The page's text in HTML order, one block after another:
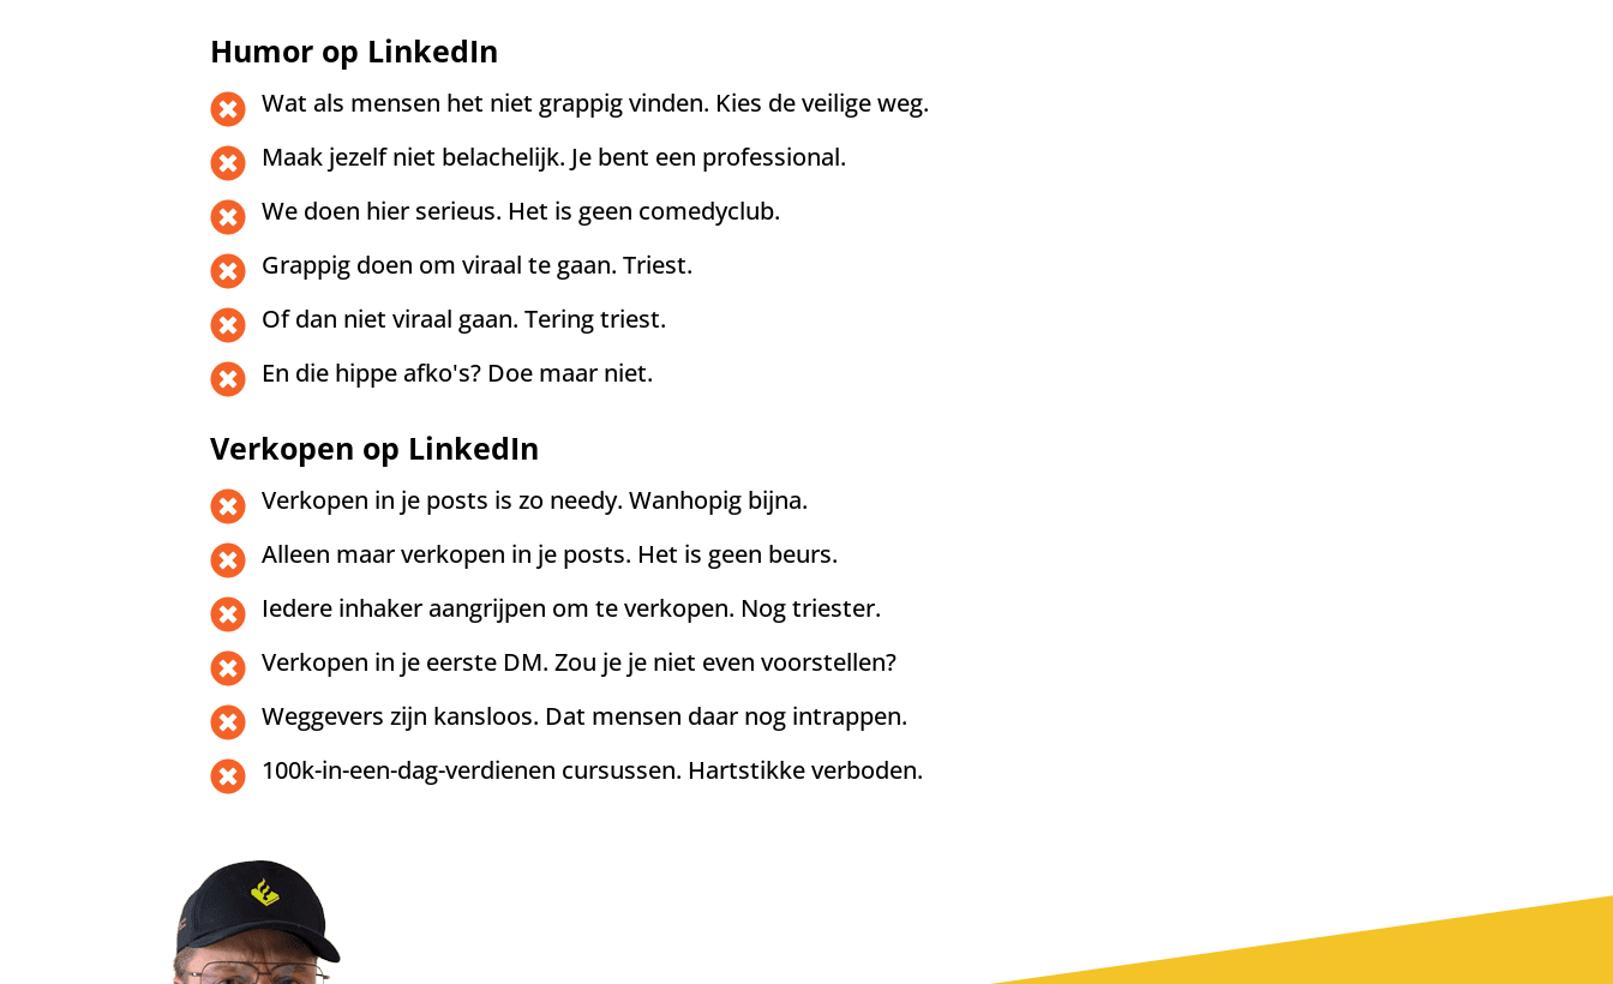
Humor op LinkedIn
Wat als mensen het niet grappig vinden. Kies de veilige weg.
Maak jezelf niet belachelijk. Je bent een professional.
We doen hier serieus. Het is geen comedyclub.
Grappig doen om viraal te gaan. Triest.
Of dan niet viraal gaan. Tering triest.
En die hippe afko's? Doe maar niet.
Verkopen op LinkedIn
Verkopen in je posts is zo needy. Wanhopig bijna.
Alleen maar verkopen in je posts. Het is geen beurs.
Iedere inhaker aangrijpen om te verkopen. Nog triester.
Verkopen in je eerste DM. Zou je je niet even voorstellen?
Weggevers zijn kansloos. Dat mensen daar nog intrappen.
100k-in-een-dag-verdienen cursussen. Hartstikke verboden.